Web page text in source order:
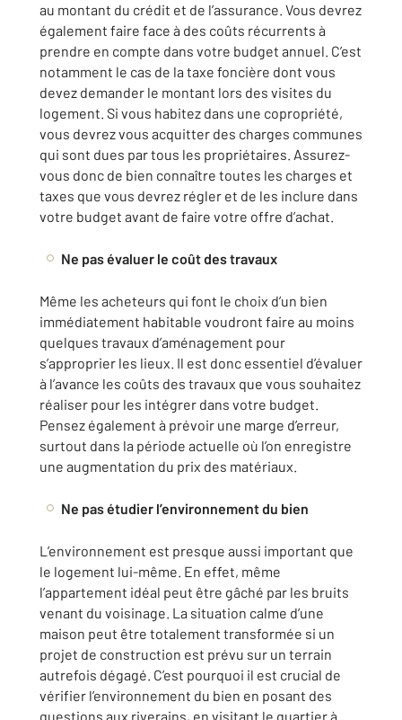
au montant du crédit et de l’assurance. Vous devrez
également faire face à des coûts récurrents à
prendre en compte dans votre budget annuel. C’est
notamment le cas de la taxe foncière dont vous
devez demander le montant lors des visites du
logement. Si vous habitez dans une copropriété,
vous devrez vous acquitter des charges communes
qui sont dues par tous les propriétaires. Assurez-
vous donc de bien connaître toutes les charges et
taxes que vous devrez régler et de les inclure dans
votre budget avant de faire votre offre d’achat.
Ne pas évaluer le coût des travaux
Même les acheteurs qui font le choix d’un bien
immédiatement habitable voudront faire au moins
quelques travaux d’aménagement pour
s’approprier les lieux. Il est donc essentiel d’évaluer
à l’avance les coûts des travaux que vous souhaitez
réaliser pour les intégrer dans votre budget.
Pensez également à prévoir une marge d’erreur,
surtout dans la période actuelle où l’on enregistre
une augmentation du prix des matériaux.
Ne pas étudier l’environnement du bien
L’environnement est presque aussi important que
le logement lui-même. En effet, même
l’appartement idéal peut être gâché par les bruits
venant du voisinage. La situation calme d’une
maison peut être totalement transformée si un
projet de construction est prévu sur un terrain
autrefois dégagé. C’est pourquoi il est crucial de
vérifier l’environnement du bien en posant des
questions aux riverains, en visitant le quartier à